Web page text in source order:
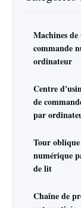
Machines
commande
ordinateur
Centre
de
par
Tour
numérique
de lit
Chaîne de